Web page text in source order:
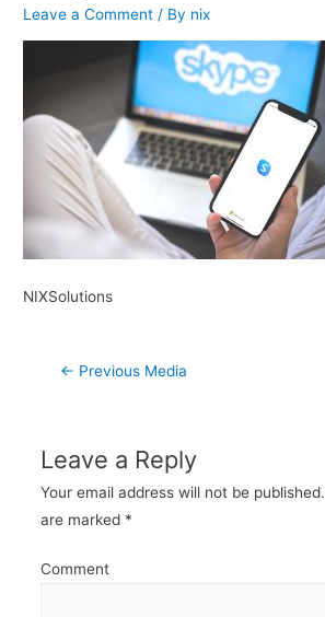
Leave a Comment / By nix
NIXSolutions
Post
← Previous Media
Leave a Reply
Your email address will not be published.
are marked *
Comment